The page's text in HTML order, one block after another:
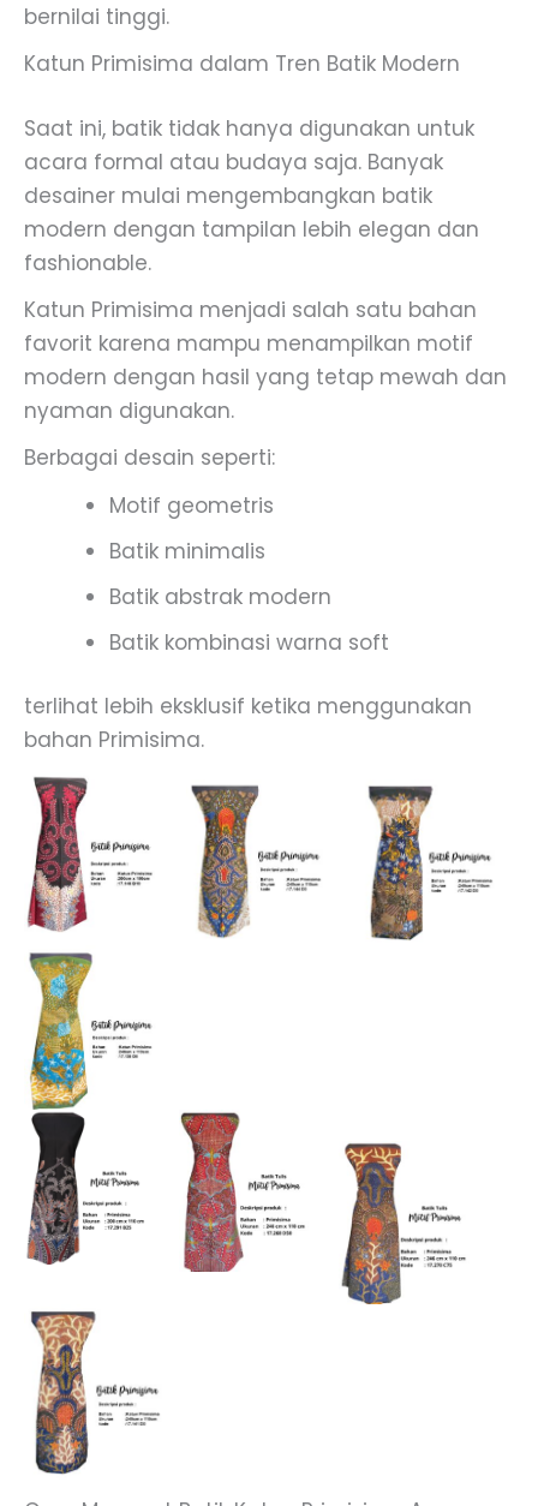
bernilai tinggi.
Katun Primisima dalam Tren Batik Modern
Saat ini, batik tidak hanya digunakan untuk
acara formal atau budaya saja. Banyak
desainer mulai mengembangkan batik
modern dengan tampilan lebih elegan dan
fashionable.
Katun Primisima menjadi salah satu bahan
favorit karena mampu menampilkan motif
modern dengan hasil yang tetap mewah dan
nyaman digunakan.
Berbagai desain seperti:
Motif geometris
Batik minimalis
Batik abstrak modern
Batik kombinasi warna soft
terlihat lebih eksklusif ketika menggunakan
bahan Primisima.